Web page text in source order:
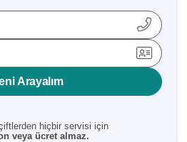
Arayalım
hiçbir servisi için
veya ücret almaz.